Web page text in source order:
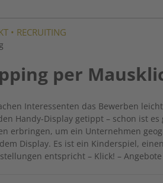
• RECRUITING
per
Interessenten das Bewerben
Handy-Display getippt – schon ist
erbringen, um ein Unternehmen
Display. Es ist ein Kinderspiel,
entspricht – Klick! –